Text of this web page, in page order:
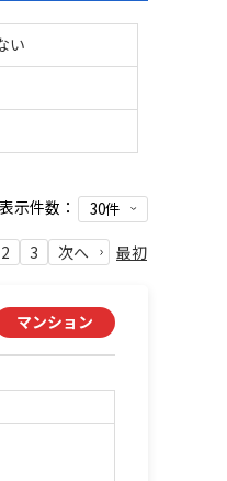
い
表示件数：
2 3 次へ 最初
マンション